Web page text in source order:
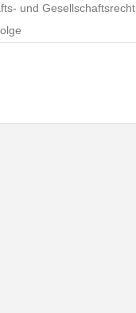
und Gesellschaftsrecht,